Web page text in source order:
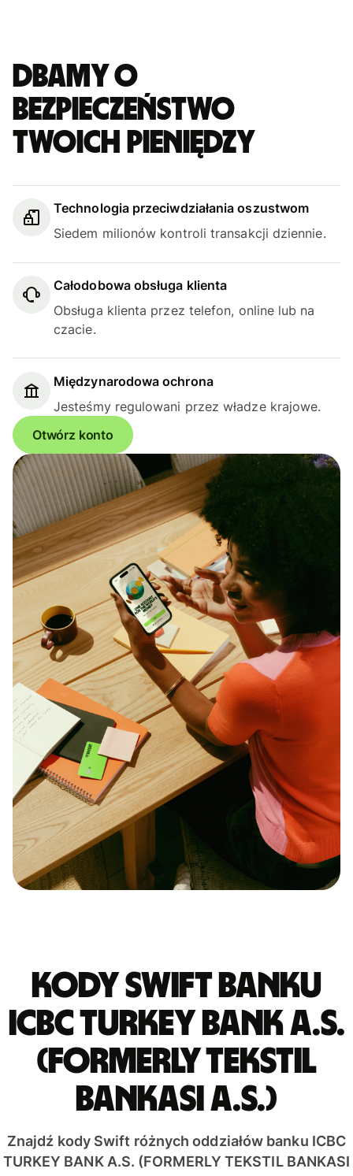
Dbamy o
bezpieczeństwo
Twoich pieniędzy
Technologia przeciwdziałania oszustwom
Siedem milionów kontroli transakcji dziennie.
Całodobowa obsługa klienta
Obsługa klienta przez telefon, online lub na
czacie.
Międzynarodowa ochrona
Jesteśmy regulowani przez władze krajowe.
Otwórz konto
Kody Swift banku
ICBC TURKEY BANK A.S.
(FORMERLY TEKSTIL
BANKASI A.S.)
Znajdź kody Swift różnych oddziałów banku ICBC
TURKEY BANK A.S. (FORMERLY TEKSTIL BANKASI